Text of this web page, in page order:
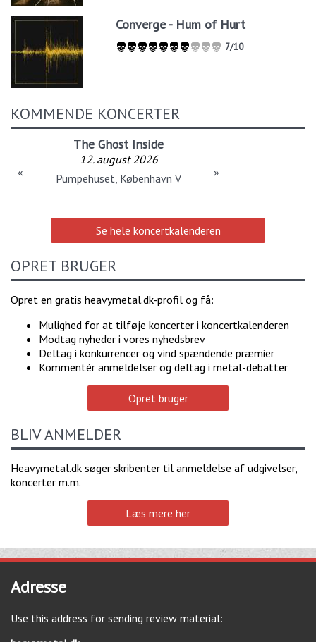
Converge - Hum of Hurt
7/10
KOMMENDE KONCERTER
The Ghost Inside
12. august 2026
Pumpehuset, København V
« »
Se hele koncertkalenderen
OPRET BRUGER
Opret en gratis heavymetal.dk-profil og få:
Mulighed for at tilføje koncerter i koncertkalenderen
Modtag nyheder i vores nyhedsbrev
Deltag i konkurrencer og vind spændende præmier
Kommentér anmeldelser og deltag i metal-debatter
Opret bruger
BLIV ANMELDER
Heavymetal.dk søger skribenter til anmeldelse af udgivelser,
koncerter m.m.
Læs mere her
Adresse
Use this address for sending review material: